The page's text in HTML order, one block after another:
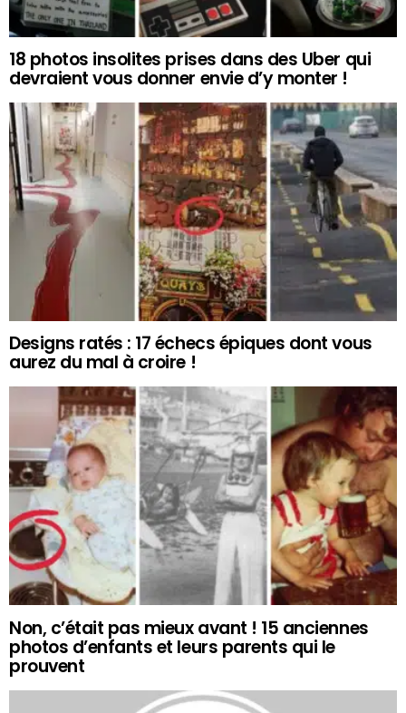
18 photos insolites prises dans des Uber qui
devraient vous donner envie d’y monter !
Designs ratés : 17 échecs épiques dont vous
aurez du mal à croire !
Non, c’était pas mieux avant ! 15 anciennes
photos d’enfants et leurs parents qui le
prouvent